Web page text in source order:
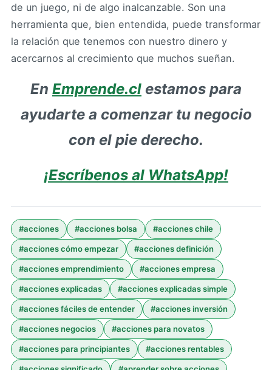
de un juego, ni de algo inalcanzable. Son una
herramienta que, bien entendida, puede transformar
la relación que tenemos con nuestro dinero y
acercarnos al crecimiento que muchos sueñan.
En Emprende.cl estamos para
ayudarte a comenzar tu negocio
con el pie derecho.
¡Escríbenos al WhatsApp!
#acciones #acciones bolsa #acciones chile
#acciones cómo empezar #acciones definición
#acciones emprendimiento #acciones empresa
#acciones explicadas #acciones explicadas simple
#acciones fáciles de entender #acciones inversión
#acciones negocios #acciones para novatos
#acciones para principiantes #acciones rentables